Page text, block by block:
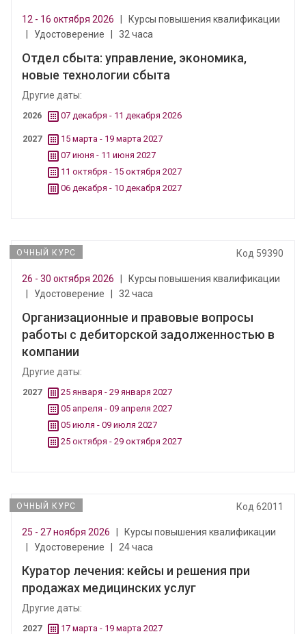
12 - 16 октября 2026
Курсы повышения квалификации
Удостоверение 32 часа
Отдел сбыта: управление, экономика,
новые технологии сбыта
Другие даты:
2026 07 декабря - 11 декабря 2026
2027
15 марта - 19 марта 2027
07 июня - 11 июня 2027
11 октября - 15 октября 2027
06 декабря - 10 декабря 2027
ОЧНЫЙ КУРС Код 59390
26 - 30 октября 2026
Курсы повышения квалификации
Удостоверение 32 часа
Организационные и правовые вопросы
работы с дебиторской задолженностью в
компании
Другие даты:
2027
25 января - 29 января 2027
05 апреля - 09 апреля 2027
05 июля - 09 июля 2027
25 октября - 29 октября 2027
ОЧНЫЙ КУРС Код 62011
25 - 27 ноября 2026
Курсы повышения квалификации
Удостоверение 24 часа
Куратор лечения: кейсы и решения при
продажах медицинских услуг
Другие даты:
2027
17 марта - 19 марта 2027